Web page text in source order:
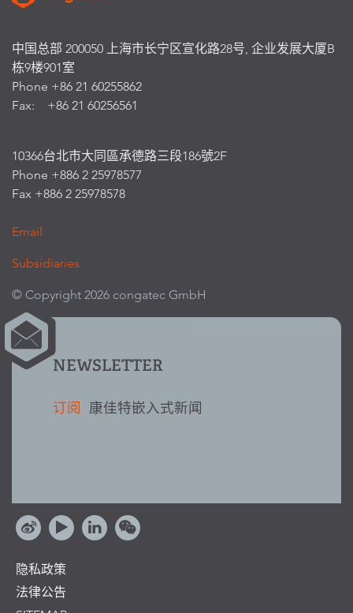
中国总部 200050 上海市长宁区宣化路28号, 企业发展大厦B
栋9楼901室
Phone +86 21 60255862
Fax: +86 21 60256561
10366台北市大同區承德路三段186號2F
Phone +886 2 25978577
Fax +886 2 25978578
Email
Subsidiaries
© Copyright 2026 congatec GmbH
NEWSLETTER
订阅 康佳特嵌入式新闻
隐私政策
法律公告